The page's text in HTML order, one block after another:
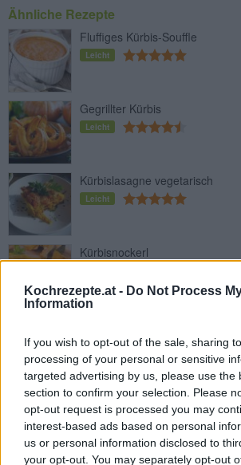
Kochrezepte.at - Do Not Process
Information
If you wish to opt-out of the sale, sharing
processing of your personal or sensitive
targeted advertising by us, please use the
section to confirm your selection. Please
opt-out request is processed you may
interest-based ads based on personal
us or personal information disclosed to
your opt-out. You may separately opt-out
Ähnliche Rezepte
Fluffiges Kürbis-Souffle
Leicht
Gegrillter Kürbis
Leicht
Kürbislasagne vegetarisch
Leicht
Kürbisnockerl
Leicht
Kürbispüree Grundrezept
Leicht